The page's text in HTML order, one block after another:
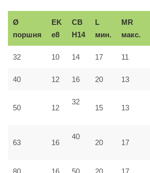
Ø
поршня
EK
e8
CB
H14
L
мин.
MR
макс.
32 10 14 17 11
40 12 16 20 13
50 12
32
15 13
63 16
40
20 17
80 16 50 20 17